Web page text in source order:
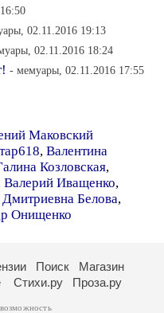
02.11.2016 19:13
02.11.2016 18:24
- мемуары, 02.11.2016 17:55
Маковский
, Валентина
Козловская,
Валерий Иващенко,
Дмитриевна Белова,
Онищенко
Поиск
Магазин
Стихи.ру Проза.ру